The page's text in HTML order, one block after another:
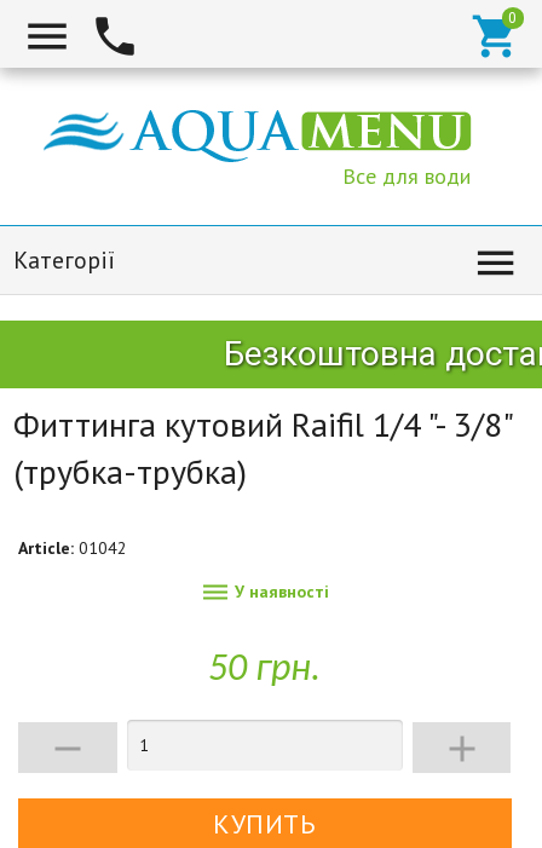
  
Все для води
Категорії 
Безкоштовна
Фиттинга кутовий Raifil 1/4 "- 3/8"
(трубка-трубка)
Article: 01042
 У наявності
50 грн.
 